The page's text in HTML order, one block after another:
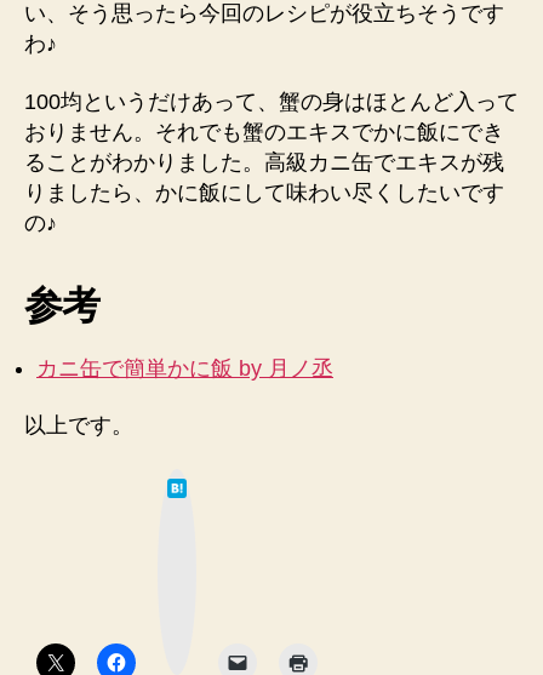
い、そう思ったら今回のレシピが役立ちそうです
わ♪
100均というだけあって、蟹の身はほとんど入って
おりません。それでも蟹のエキスでかに飯にでき
ることがわかりました。高級カニ缶でエキスが残
りましたら、かに飯にして味わい尽くしたいです
の♪
参考
カニ缶で簡単かに飯 by 月ノ丞
以上です。